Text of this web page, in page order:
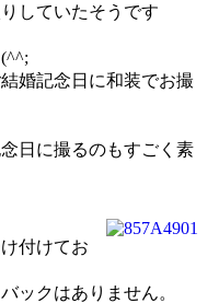
していたそうです
婚記念日に和装でお撮
日に撮るのもすごく素
付けてお
ックはありません。